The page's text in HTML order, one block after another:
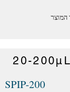
המוצר
SPIP-200